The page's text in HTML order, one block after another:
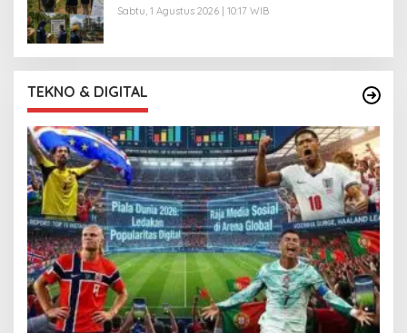
Sabtu, 1 Agustus 2026 | 10:17 WIB
TEKNO & DIGITAL